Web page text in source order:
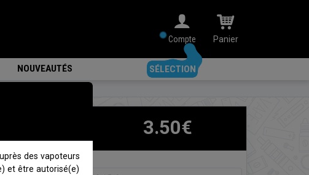
Panier
Compte
NOUVEAUTÉS SÉLECTION
3.50€
des vapoteurs
et être autorisé(e)